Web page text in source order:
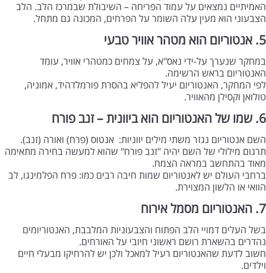
האמיתיים נמצאים על עמוד הפריחה – השיבולת שבמרכז הלב. הלב
הצבעוני הוא מעין עלה השומר על הפרחים, המכונה גם מתחל.
5. אנטוריום הוא מטהר אוויר טבעי
במחקר שנערך על-ידי נאס"א, על צמחים כמטהרי אוויר, עומד
האנטוריום בראש הרשימה.
לפי המחקר, האנטוריום יעיל להפליא בהסרת פורמלדהיד, אמוניה,
טולואן וקסילן מהאוויר.
6. שמו של האנטוריום הוא ביוונית – זנב פורח
השם אנטוריום נגזר משתי מילים יווניות: אנטוס (פרח) ואורה (זנב).
תרגום מילולי של השם יהיה "זנב פורח" שהוא למעשה בחירה מתאימה
מאוד בהתחשב במראה הצמח.
ברחבי העולם יש לאנטוריום שמות חיבה רבים כמו: פרח הפלמינגו, לב
הוואי או הלשון המצוירת.
7. האנטוריום מסמל אירוח
בשל העלים דמויי הלב הפתוח והצבעוניות המלבבת, האנטוריומים
נהדרים בהשארת רושם ראשוני חיובי על האורחים.
חשוב לדעת שהאנטוריום רעיל למאכל ולכן יש להרחיקו מבעלי חיים
וילדים.